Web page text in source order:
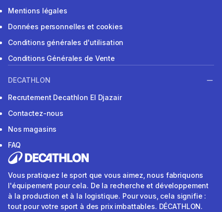
Mentions légales
Données personnelles et cookies
Conditions générales d'utilisation
Conditions Générales de Vente
DECATHLON
Recrutement Decathlon El Djazair
Contactez-nous
Nos magasins
FAQ
Vous pratiquez le sport que vous aimez, nous fabriquons
l'équipement pour cela. De la recherche et développement
à la production et à la logistique. Pour vous, cela signifie :
tout pour votre sport à des prix imbattables. DÉCATHLON.